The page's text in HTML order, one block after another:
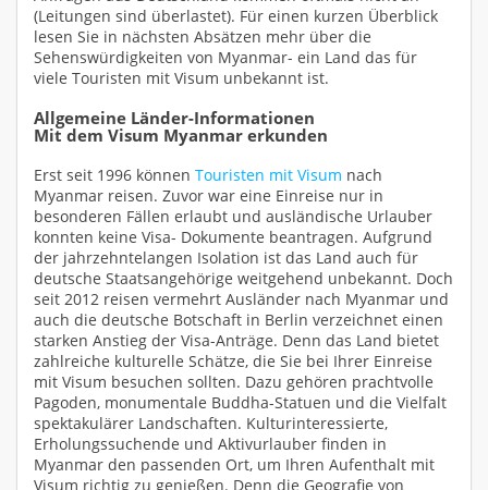
(Leitungen sind überlastet). Für einen kurzen Überblick
lesen Sie in nächsten Absätzen mehr über die
Sehenswürdigkeiten von Myanmar- ein Land das für
viele Touristen mit Visum unbekannt ist.
Allgemeine Länder-Informationen
Mit dem Visum Myanmar erkunden
Erst seit 1996 können Touristen mit Visum nach
Myanmar reisen. Zuvor war eine Einreise nur in
besonderen Fällen erlaubt und ausländische Urlauber
konnten keine Visa- Dokumente beantragen. Aufgrund
der jahrzehntelangen Isolation ist das Land auch für
deutsche Staatsangehörige weitgehend unbekannt. Doch
seit 2012 reisen vermehrt Ausländer nach Myanmar und
auch die deutsche Botschaft in Berlin verzeichnet einen
starken Anstieg der Visa-Anträge. Denn das Land bietet
zahlreiche kulturelle Schätze, die Sie bei Ihrer Einreise
mit Visum besuchen sollten. Dazu gehören prachtvolle
Pagoden, monumentale Buddha-Statuen und die Vielfalt
spektakulärer Landschaften. Kulturinteressierte,
Erholungssuchende und Aktivurlauber finden in
Myanmar den passenden Ort, um Ihren Aufenthalt mit
Visum richtig zu genießen. Denn die Geografie von